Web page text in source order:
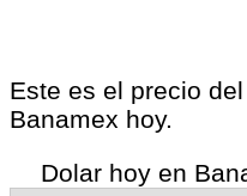
Este es el precio
Banamex hoy.
Dolar hoy en